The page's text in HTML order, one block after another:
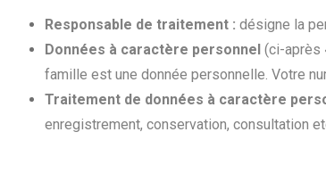
Responsable de traitement : désigne la
Données à caractère personnel (ci-après
famille est une donnée personnelle. Votre
Traitement de données à caractère
enregistrement, conservation, consultation